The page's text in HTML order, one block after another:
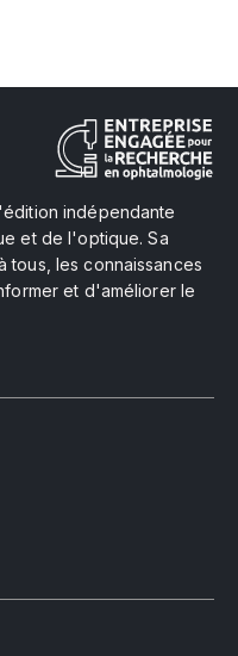
indépendante
et de l'optique. Sa
tous, les connaissances
et d'améliorer le